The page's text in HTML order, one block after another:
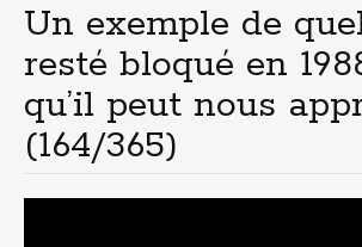
principal
Un exemple de
resté bloqué en
qu’il peut nous
(164/365)